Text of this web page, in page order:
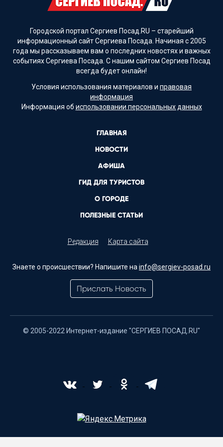
Городской портал Сергиев Посад.RU – старейший
информационный сайт Сергиева Посада. Начиная с 2005
года мы рассказываем вам о последних новостях и важных
событиях Сергиева Посада. С нашим сайтом Сергиев Посад
всегда будет онлайн!
Условия использования материалов и правовая
информация
Информация об использовании персональных данных
ГЛАВНАЯ
НОВОСТИ
АФИША
ГИД ДЛЯ ТУРИСТОВ
О ГОРОДЕ
ПОЛЕЗНЫЕ СТАТЬИ
Редакция Карта сайта
Знаете о происшествии? Напишите на info@sergiev-posad.ru
Прислать Новость
© 2005-2022 Интернет-издание "СЕРГИЕВ ПОСАД.RU"